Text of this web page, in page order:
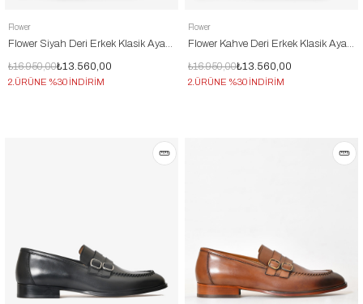
Flower
Flower Siyah Deri Erkek Klasik Ayakkabı
₺13.560,00
₺16.950,00
2.ÜRÜNE %30 İNDİRİM
Flower
Flower Kahve Deri Erkek Klasik Ayakkabı
₺13.560,00
₺16.950,00
2.ÜRÜNE %30 İNDİRİM